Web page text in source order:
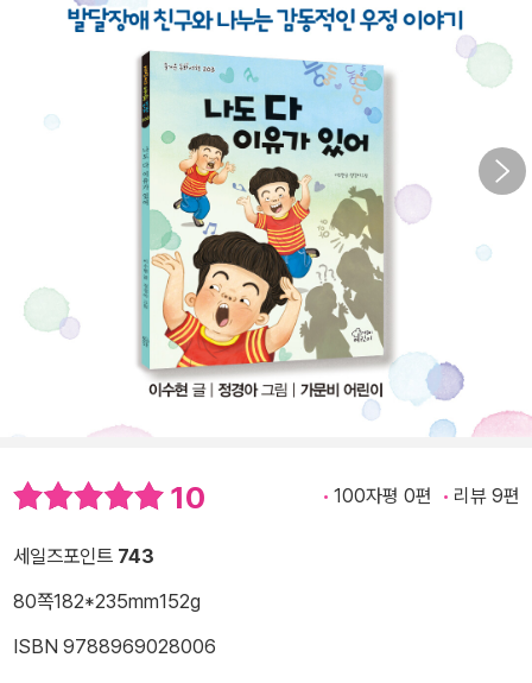
10 100자평 0편 리뷰 9편
세일즈포인트 743
80쪽182*235mm152g
ISBN 9788969028006